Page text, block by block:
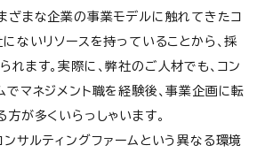
ざまな企業の事業モデルに触れてきたコ
にないリソースを持っていることから、採
れます。実際に、弊社のご人材でも、コン
でマネジメント職を経験後、事業企画に転
方が多くいらっしゃいます。
ンサルティングファームという異なる環境